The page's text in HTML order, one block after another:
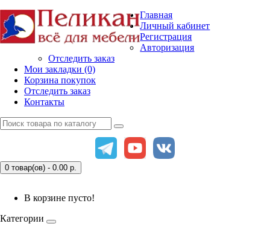
Главная
Личный кабинет
Регистрация
Авторизация
Отследить заказ
Мои закладки (0)
Корзина покупок
Отследить заказ
Контакты
0 товар(ов) - 0.00 р.
В корзине пусто!
Категории